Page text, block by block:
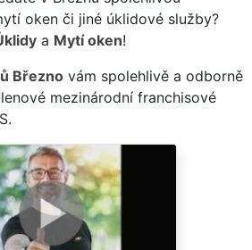
oken či jiné úklidové služby?
a Mytí oken!
Březno vám spolehlivě a odborně
mezinárodní franchisové